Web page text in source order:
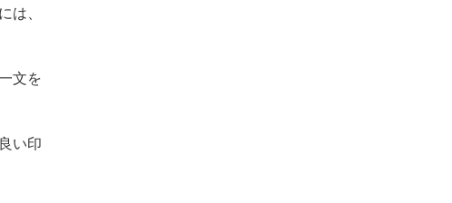
は、
文を
い印